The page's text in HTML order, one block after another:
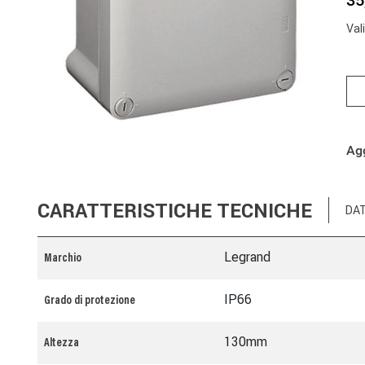
CARATTERISTICHE TECNICHE
Marchio Legrand
Grado di protezione IP66
Altezza 130mm